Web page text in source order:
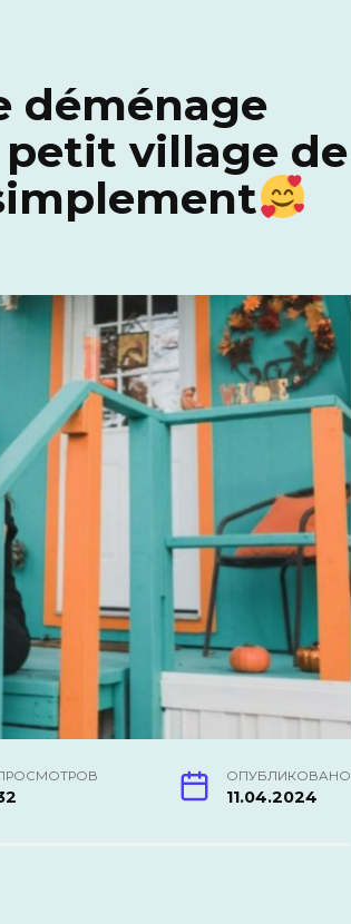
déménage
petit village de
ОПУБЛИКОВАНО
11.04.2024